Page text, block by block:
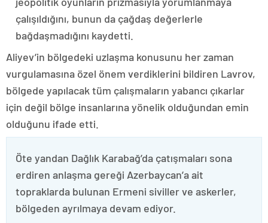
çalışıldığını, bunun da çağdaş değerlerle
bağdaşmadığını kaydetti.
Aliyev’in bölgedeki uzlaşma konusunu her zaman
vurgulamasına özel önem verdiklerini bildiren Lavrov,
bölgede yapılacak tüm çalışmaların yabancı çıkarlar
için değil bölge insanlarına yönelik olduğundan emin
olduğunu ifade etti.
Öte yandan Dağlık Karabağ’da çatışmaları sona
erdiren anlaşma gereği Azerbaycan’a ait
topraklarda bulunan Ermeni siviller ve askerler,
bölgeden ayrılmaya devam ediyor.